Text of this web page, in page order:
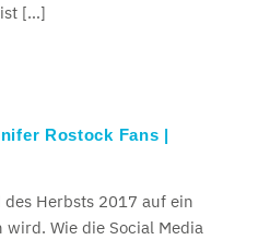
ist […]
Rostock Fans |
Herbsts 2017 auf ein
wird. Wie die Social Media